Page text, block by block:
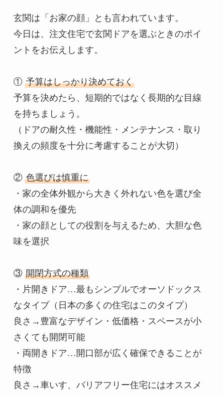
玄関は「お家の顔」とも言われています。
今日は、注文住宅で玄関ドアを選ぶときのポイ
ントをお伝えします。
① 予算はしっかり決めておく
予算を決めたら、短期的ではなく長期的な目線
を持ちましょう。
（ドアの耐久性・機能性・メンテナンス・取り
換えの頻度を十分に考慮することが大切）
② 色選びは慎重に
・家の全体外観から大きく外れない色を選び全
体の調和を優先
・家の顔としての役割を与えるため、大胆な色
味を選択
③ 開閉方式の種類
・片開きドア…最もシンプルでオーソドックス
なタイプ（日本の多くの住宅はこのタイプ）
良さ→豊富なデザイン・低価格・スペースが小
さくても開閉可能
・両開きドア…開口部が広く確保できることが
特徴
良さ→車いす、バリアフリー住宅にはオススメ